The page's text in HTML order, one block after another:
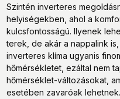
Szintén inverteres
helyiségekben, ahol a
kulcsfontosságú. Ilyenek
terek, de akár a nappalink
inverteres klíma ugyanis
hőmérsékletet, ezáltal nem
hőmérséklet-változásokat,
esetében zavaróak